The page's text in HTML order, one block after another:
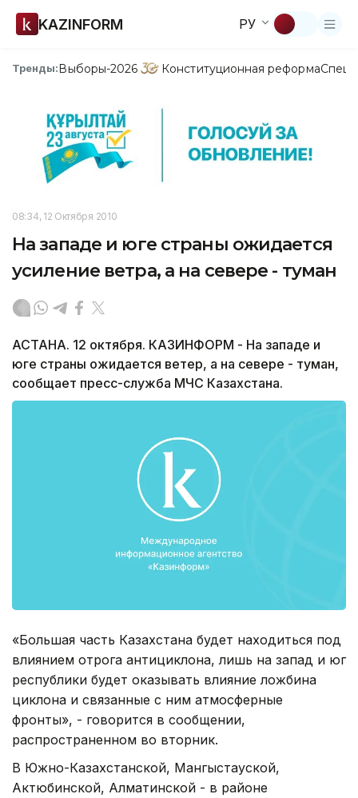
KAZINFORM РУ
Тренды:Выборы-2026 Конституционная реформа
08:34, 12 Октября 2010
На западе и юге страны ожидается
усиление ветра, а на севере - туман
АСТАНА. 12 октября. КАЗИНФОРМ - На западе и
юге страны ожидается ветер, а на севере - туман,
сообщает пресс-служба МЧС Казахстана.
«Большая часть Казахстана будет находиться под
влиянием отрога антициклона, лишь на запад и юг
республики будет оказывать влияние ложбина
циклона и связанные с ним атмосферные
фронты», - говорится в сообщении,
распространенном во вторник.
В Южно-Казахстанской, Мангыстауской,
Актюбинской, Алматинской - в районе